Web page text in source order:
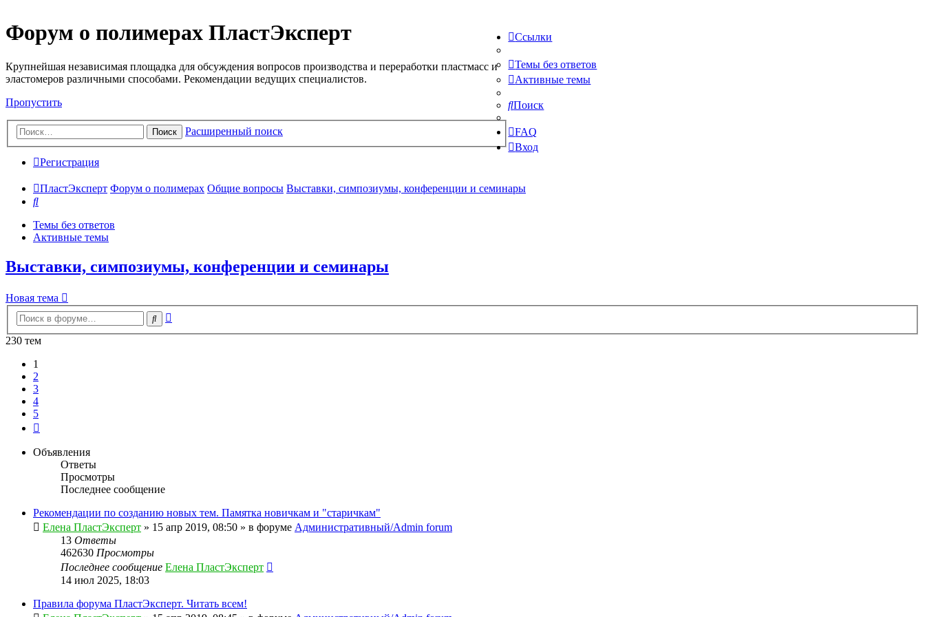
Форум о полимерах ПластЭксперт
Крупнейшая независимая площадка для обсуждения вопросов производства и переработки пластмасс и
эластомеров различными способами. Рекомендации ведущих специалистов.
Пропустить
Поиск Расширенный поиск
Ссылки
Темы без ответов
Активные темы
Поиск
FAQ
Вход
Регистрация
ПластЭксперт Форум о полимерах Общие вопросы Выставки, симпозиумы, конференции и семинары
Поиск
Темы без ответов
Активные темы
Выставки, симпозиумы, конференции и семинары
Новая тема
Поиск
230 тем
1
2
3
4
5
Объявления
Ответы
Просмотры
Последнее сообщение
Рекомендации по созданию новых тем. Памятка новичкам и "старичкам"
Елена ПластЭксперт » 15 апр 2019, 08:50 » в форуме Административный/Admin forum
13 Ответы
462630 Просмотры
Последнее сообщение Елена ПластЭксперт
14 июл 2025, 18:03
Правила форума ПластЭксперт. Читать всем!